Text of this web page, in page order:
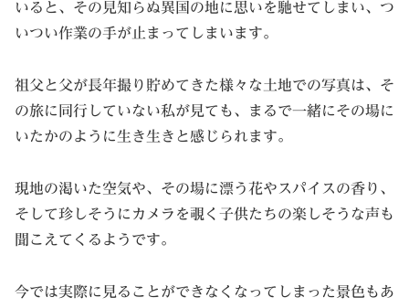
いると、その見知らぬ異国の地に思いを馳せてしまい、つ
いつい作業の手が止まってしまいます。
祖父と父が長年撮り貯めてきた様々な土地での写真は、そ
の旅に同行していない私が見ても、まるで一緒にその場に
いたかのように生き生きと感じられます。
現地の渇いた空気や、その場に漂う花やスパイスの香り、
そして珍しそうにカメラを覗く子供たちの楽しそうな声も
聞こえてくるようです。
今では実際に見ることができなくなってしまった景色もあ